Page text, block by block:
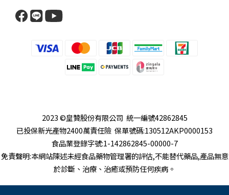
2023 ©皇贊股份有限公司 統一編號42862845
已投保新光產物2400萬責任險 保單號碼:130512AKP0000153
食品業登錄字號:1-142862845-00000-7
免責聲明:本網站陳述未經食品藥物管理署的評估,不能替代藥品,產品無意
於診斷、治療、治癒或預防任何疾病。